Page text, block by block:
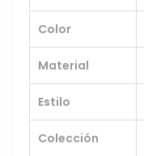
Color
Material
Estilo
Colección